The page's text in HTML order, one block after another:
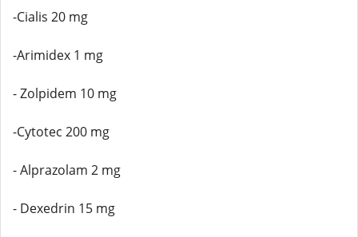
-Cialis 20 mg
-Arimidex 1 mg
- Zolpidem 10 mg
-Cytotec 200 mg
- Alprazolam 2 mg
- Dexedrin 15 mg